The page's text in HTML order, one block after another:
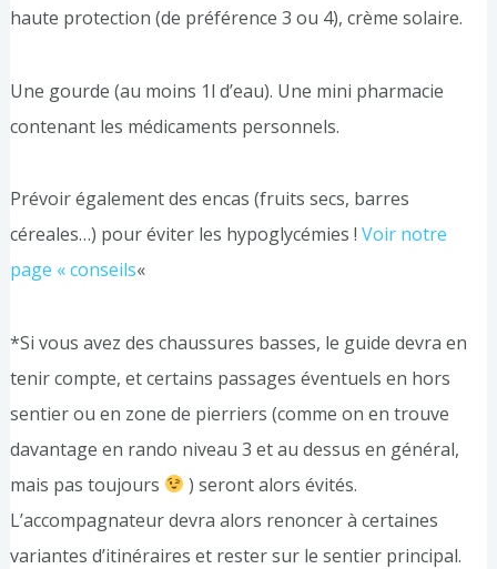
haute protection (de préférence 3 ou 4), crème solaire.
Une gourde (au moins 1l d’eau). Une mini pharmacie
contenant les médicaments personnels.
Prévoir également des encas (fruits secs, barres
céreales…) pour éviter les hypoglycémies ! Voir notre
page « conseils«
*Si vous avez des chaussures basses, le guide devra en
tenir compte, et certains passages éventuels en hors
sentier ou en zone de pierriers (comme on en trouve
davantage en rando niveau 3 et au dessus en général,
mais pas toujours
) seront alors évités.
L’accompagnateur devra alors renoncer à certaines
variantes d’itinéraires et rester sur le sentier principal.